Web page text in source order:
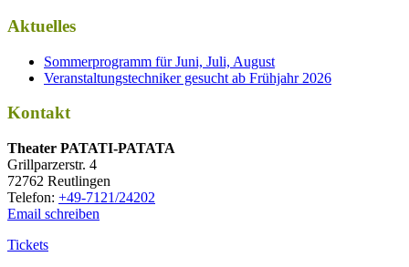
Aktuelles
Sommerprogramm für Juni, Juli, August
Veranstaltungstechniker gesucht ab Frühjahr 2026
Kontakt
Thea­ter PATATI-PATATA
Grill­par­zer­str. 4
72762 Reutlingen
Tele­fon: +49-7121/24202
Email schreiben
Tickets